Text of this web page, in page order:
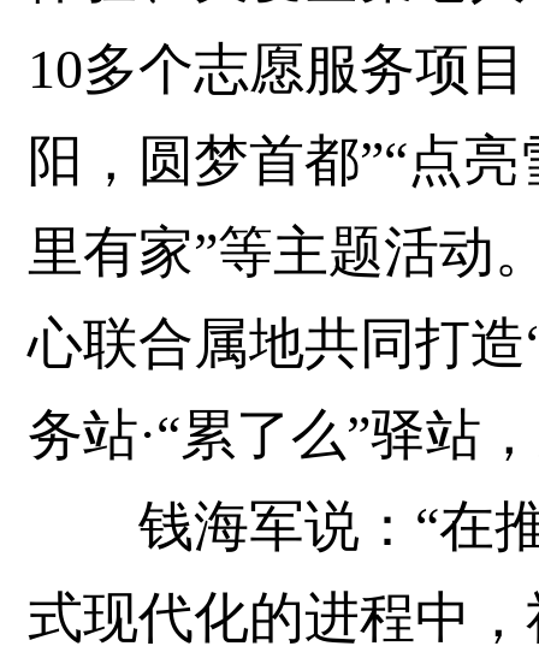
10多个志愿服务项
阳，圆梦首都”“点
里有家”等主题活动
心联合属地共同打
务站·“累了么”驿站
钱海军说：“在推
式现代化的进程中